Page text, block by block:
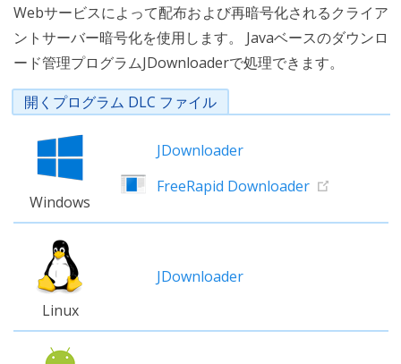
Webサービスによって配布および再暗号化されるクライア
ントサーバー暗号化を使用します。 Javaベースのダウンロ
ード管理プログラムJDownloaderで処理できます。
開くプログラム DLC ファイル
Windows
JDownloader
FreeRapid Downloader
Linux
JDownloader